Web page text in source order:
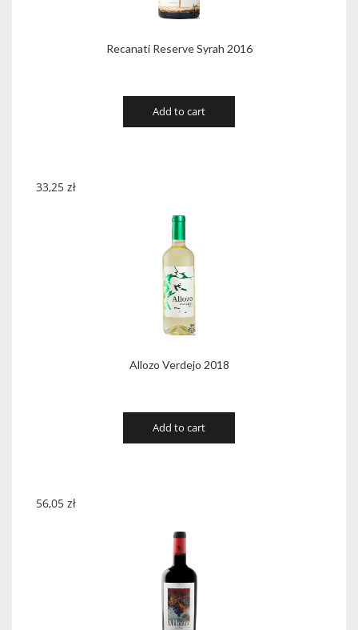
Recanati Reserve Syrah 2016
Add to cart
Allozo Verdejo 2018
33,25 zł
Add to cart
56,05 zł